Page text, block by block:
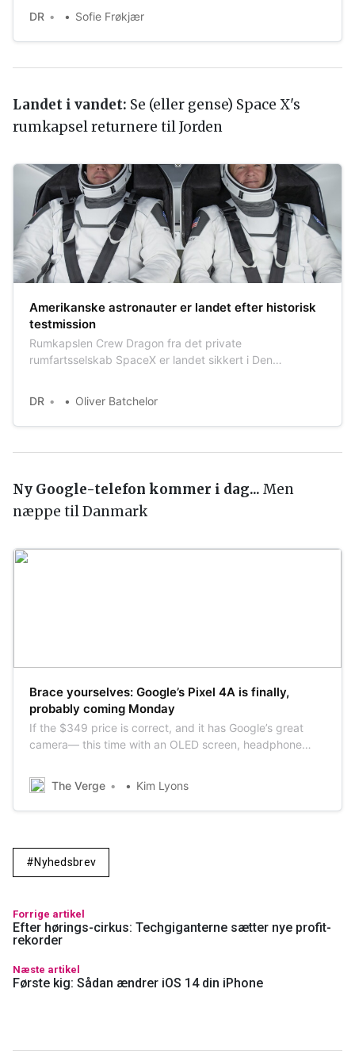
DR Sofie Frøkjær
Landet i vandet: Se (eller gense) Space X's
rumkapsel returnere til Jorden
Amerikanske astronauter er landet efter historisk
testmission
Rumkapslen Crew Dragon fra det private
rumfartsselskab SpaceX er landet sikkert i Den
DR
Oliver Batchelor
Ny Google-telefon kommer i dag... Men
næppe til Danmark
Brace yourselves: Google’s Pixel 4A is finally,
probably coming Monday
If the $349 price is correct, and it has Google’s great
camera— this time with an OLED screen, headphone
Pixel 4A will be a tough deal to beat for those who don’t
need a premium phone.
The Verge Kim Lyons
Nyhedsbrev
Forrige artikel
Efter hørings-cirkus: Techgiganterne sætter nye profit-
rekorder
Næste artikel
Første kig: Sådan ændrer iOS 14 din iPhone